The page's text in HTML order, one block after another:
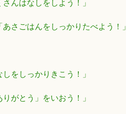
んはなしをしよう！」
さごはんをしっかりたべよう！」
をしっかりきこう！」
がとう」をいおう！」